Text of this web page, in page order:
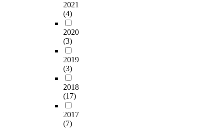
2021
(4)
2020
(3)
2019
(3)
2018
(17)
2017
(7)